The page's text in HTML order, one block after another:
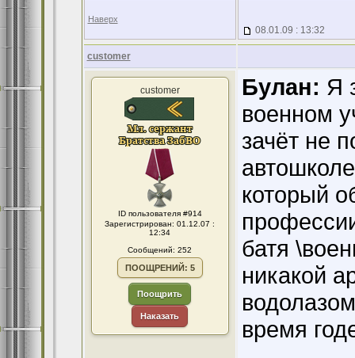
Наверх
08.01.09 : 13:32
customer
customer
ID пользователя #914
Зарегистрирован: 01.12.07 :
12:34
Сообщений: 252
ПООЩРЕНИЙ: 5
Поощрить
Наказать
Булан: Я
военном
зачёт не
который
батя
никакой
время